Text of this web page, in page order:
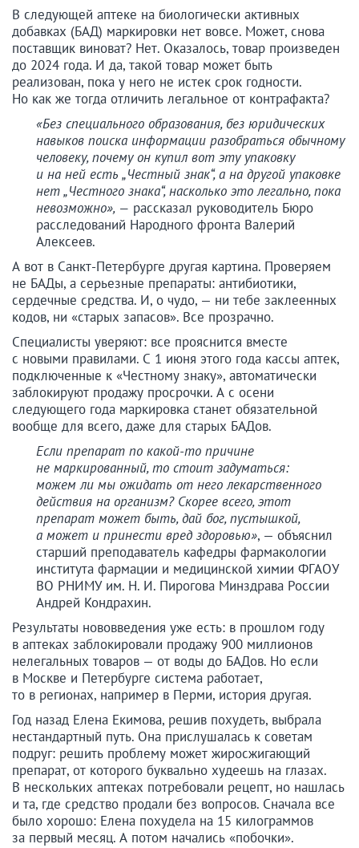
В следующей аптеке на биологически активных
добавках (БАД) маркировки нет вовсе. Может, снова
поставщик виноват? Нет. Оказалось, товар произведен
до 2024 года. И да, такой товар может быть
реализован, пока у него не истек срок годности.
Но как же тогда отличить легальное от контрафакта?
«Без специального образования, без юридических
навыков поиска информации разобраться обычному
человеку, почему он купил вот эту упаковку
и на ней есть „Честный знак“, а на другой упаковке
нет „Честного знака“, насколько это легально, пока
невозможно», — рассказал руководитель Бюро
расследований Народного фронта Валерий
Алексеев.
А вот в Санкт-Петербурге другая картина. Проверяем
не БАДы, а серьезные препараты: антибиотики,
сердечные средства. И, о чудо, — ни тебе заклеенных
кодов, ни «старых запасов». Все прозрачно.
Специалисты уверяют: все прояснится вместе
с новыми правилами. С 1 июня этого года кассы аптек,
подключенные к «Честному знаку», автоматически
заблокируют продажу просрочки. А с осени
следующего года маркировка станет обязательной
вообще для всего, даже для старых БАДов.
Если препарат по какой-то причине
не маркированный, то стоит задуматься:
можем ли мы ожидать от него лекарственного
действия на организм? Скорее всего, этот
препарат может быть, дай бог, пустышкой,
а может и принести вред здоровью», — объяснил
старший преподаватель кафедры фармакологии
института фармации и медицинской химии ФГАОУ
ВО РНИМУ им. Н. И. Пирогова Минздрава России
Андрей Кондрахин.
Результаты нововведения уже есть: в прошлом году
в аптеках заблокировали продажу 900 миллионов
нелегальных товаров — от воды до БАДов. Но если
в Москве и Петербурге система работает,
то в регионах, например в Перми, история другая.
Год назад Елена Екимова, решив похудеть, выбрала
нестандартный путь. Она прислушалась к советам
подруг: решить проблему может жиросжигающий
препарат, от которого буквально худеешь на глазах.
В нескольких аптеках потребовали рецепт, но нашлась
и та, где средство продали без вопросов. Сначала все
было хорошо: Елена похудела на 15 килограммов
за первый месяц. А потом начались «побочки».